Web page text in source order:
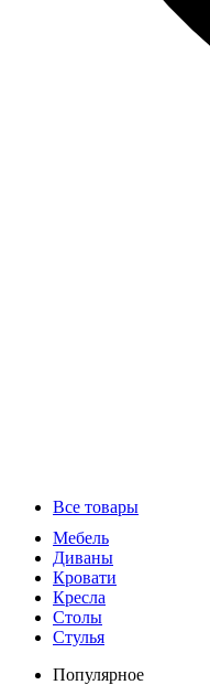
Все товары
Мебель
Диваны
Кровати
Кресла
Столы
Стулья
Популярное